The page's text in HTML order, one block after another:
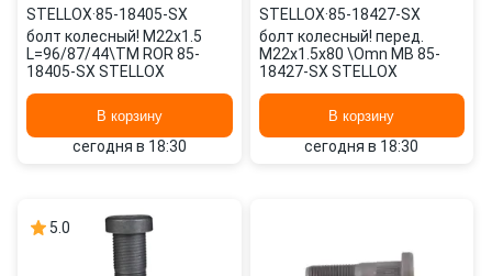
STELLOX·85-18405-SX
болт колесный! M22x1.5
L=96/87/44\TM ROR 85-
18405-SX STELLOX
В корзину
сегодня в 18:30
STELLOX·85-18427-SX
болт колесный! перед.
M22x1.5x80 \Omn MB 85-
18427-SX STELLOX
В корзину
сегодня в 18:30
5.0